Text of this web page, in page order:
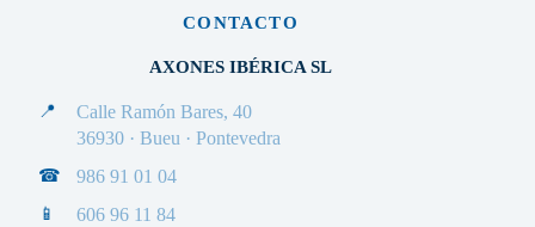
CONTACTO
AXONES IBÉRICA SL
📍
Calle Ramón Bares, 40
36930 · Bueu · Pontevedra
☎ 986 91 01 04
📱 606 96 11 84